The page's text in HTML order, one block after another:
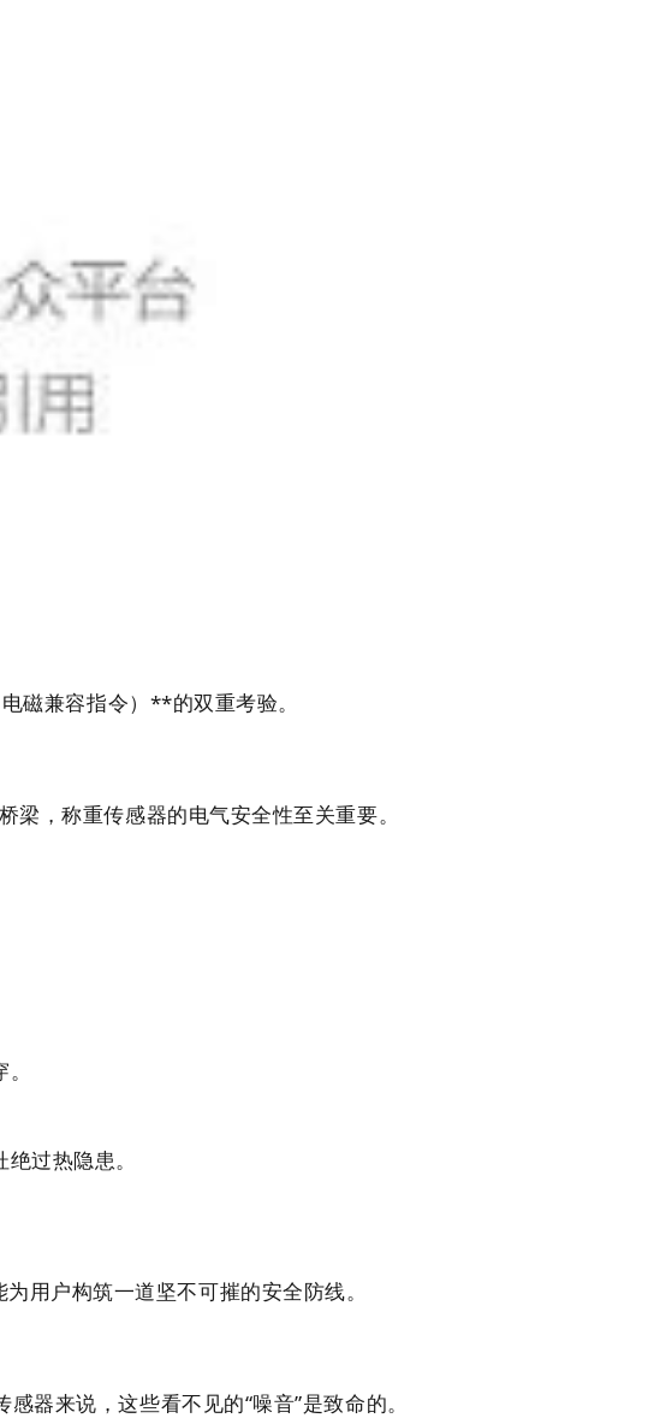
磁兼容指令）**的双重考验。
，称重传感器的电气安全性至关重要。
过热隐患。
用户构筑一道坚不可摧的安全防线。
来说，这些看不见的“噪音”是致命的。